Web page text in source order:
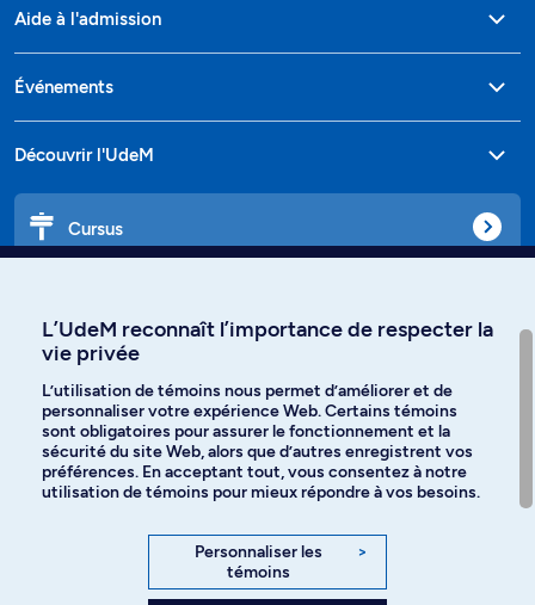
Aide à l'admission
Événements
Découvrir l'UdeM
Cursus
Langues
Facebook Instagram
YouTube
L’UdeM reconnaît l’importance de respecter la
vie privée
L’utilisation de témoins nous permet d’améliorer et de
personnaliser votre expérience Web. Certains témoins
sont obligatoires pour assurer le fonctionnement et la
sécurité du site Web, alors que d’autres enregistrent vos
préférences. En acceptant tout, vous consentez à notre
utilisation de témoins pour mieux répondre à vos besoins.
Personnaliser les
témoins
>